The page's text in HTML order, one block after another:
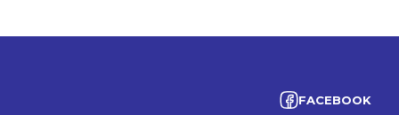
FACEBOOK